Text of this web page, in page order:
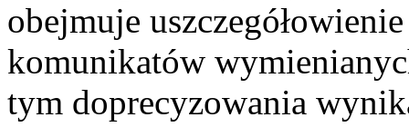
obejmuje
komunikatów
tym doprecyzowania